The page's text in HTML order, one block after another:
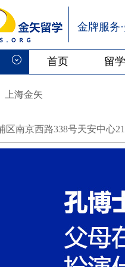
金牌服务
首页 留
上海金矢
区南京西路338号天安中心